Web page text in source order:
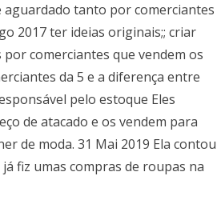
aguardado tanto por comerciantes
2017 ter ideias originais;; criar
comerciantes que vendem os
da 5 e a diferença entre
pelo estoque Eles
de atacado e os vendem para
de moda. 31 Mai 2019 Ela contou
fiz umas compras de roupas na